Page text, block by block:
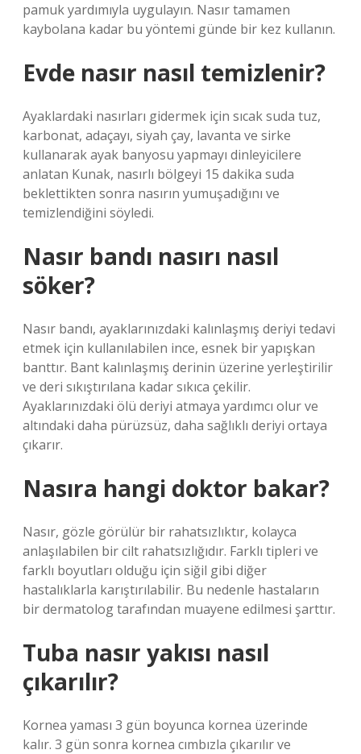
pamuk yardımıyla uygulayın. Nasır tamamen
kaybolana kadar bu yöntemi günde bir kez kullanın.
Evde nasır nasıl temizlenir?
Ayaklardaki nasırları gidermek için sıcak suda tuz,
karbonat, adaçayı, siyah çay, lavanta ve sirke
kullanarak ayak banyosu yapmayı dinleyicilere
anlatan Kunak, nasırlı bölgeyi 15 dakika suda
beklettikten sonra nasırın yumuşadığını ve
temizlendiğini söyledi.
Nasır bandı nasırı nasıl
söker?
Nasır bandı, ayaklarınızdaki kalınlaşmış deriyi tedavi
etmek için kullanılabilen ince, esnek bir yapışkan
banttır. Bant kalınlaşmış derinin üzerine yerleştirilir
ve deri sıkıştırılana kadar sıkıca çekilir.
Ayaklarınızdaki ölü deriyi atmaya yardımcı olur ve
altındaki daha pürüzsüz, daha sağlıklı deriyi ortaya
çıkarır.
Nasıra hangi doktor bakar?
Nasır, gözle görülür bir rahatsızlıktır, kolayca
anlaşılabilen bir cilt rahatsızlığıdır. Farklı tipleri ve
farklı boyutları olduğu için siğil gibi diğer
hastalıklarla karıştırılabilir. Bu nedenle hastaların
bir dermatolog tarafından muayene edilmesi şarttır.
Tuba nasır yakısı nasıl
çıkarılır?
Kornea yaması 3 gün boyunca kornea üzerinde
kalır. 3 gün sonra kornea cımbızla çıkarılır ve